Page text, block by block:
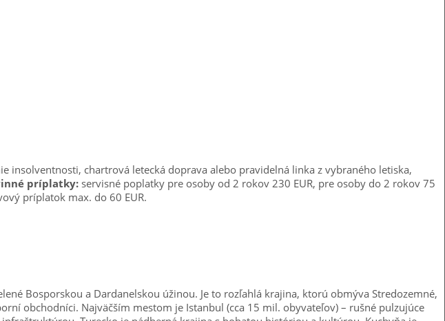
insolventnosti, chartrová letecká doprava alebo pravidelná linka z vybraného letiska,
príplatky: servisné poplatky pre osoby od 2 rokov 230 EUR, pre osoby do 2 rokov 75
príplatok max. do 60 EUR.
Bosporskou a Dardanelskou úžinou. Je to rozľahlá krajina, ktorú obmýva Stredozemné,
obchodníci. Najväčším mestom je Istanbul (cca 15 mil. obyvateľov) – rušné pulzujúce